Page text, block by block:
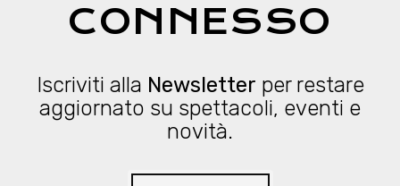
CONNESSO
Iscriviti alla Newsletter per restare
aggiornato su spettacoli, eventi e
novità.